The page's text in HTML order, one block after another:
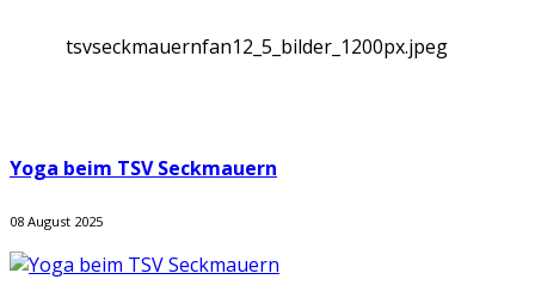
tsvseckmauernfan12_5_bilder_1200px.jpeg
Yoga beim TSV Seckmauern
08 August 2025